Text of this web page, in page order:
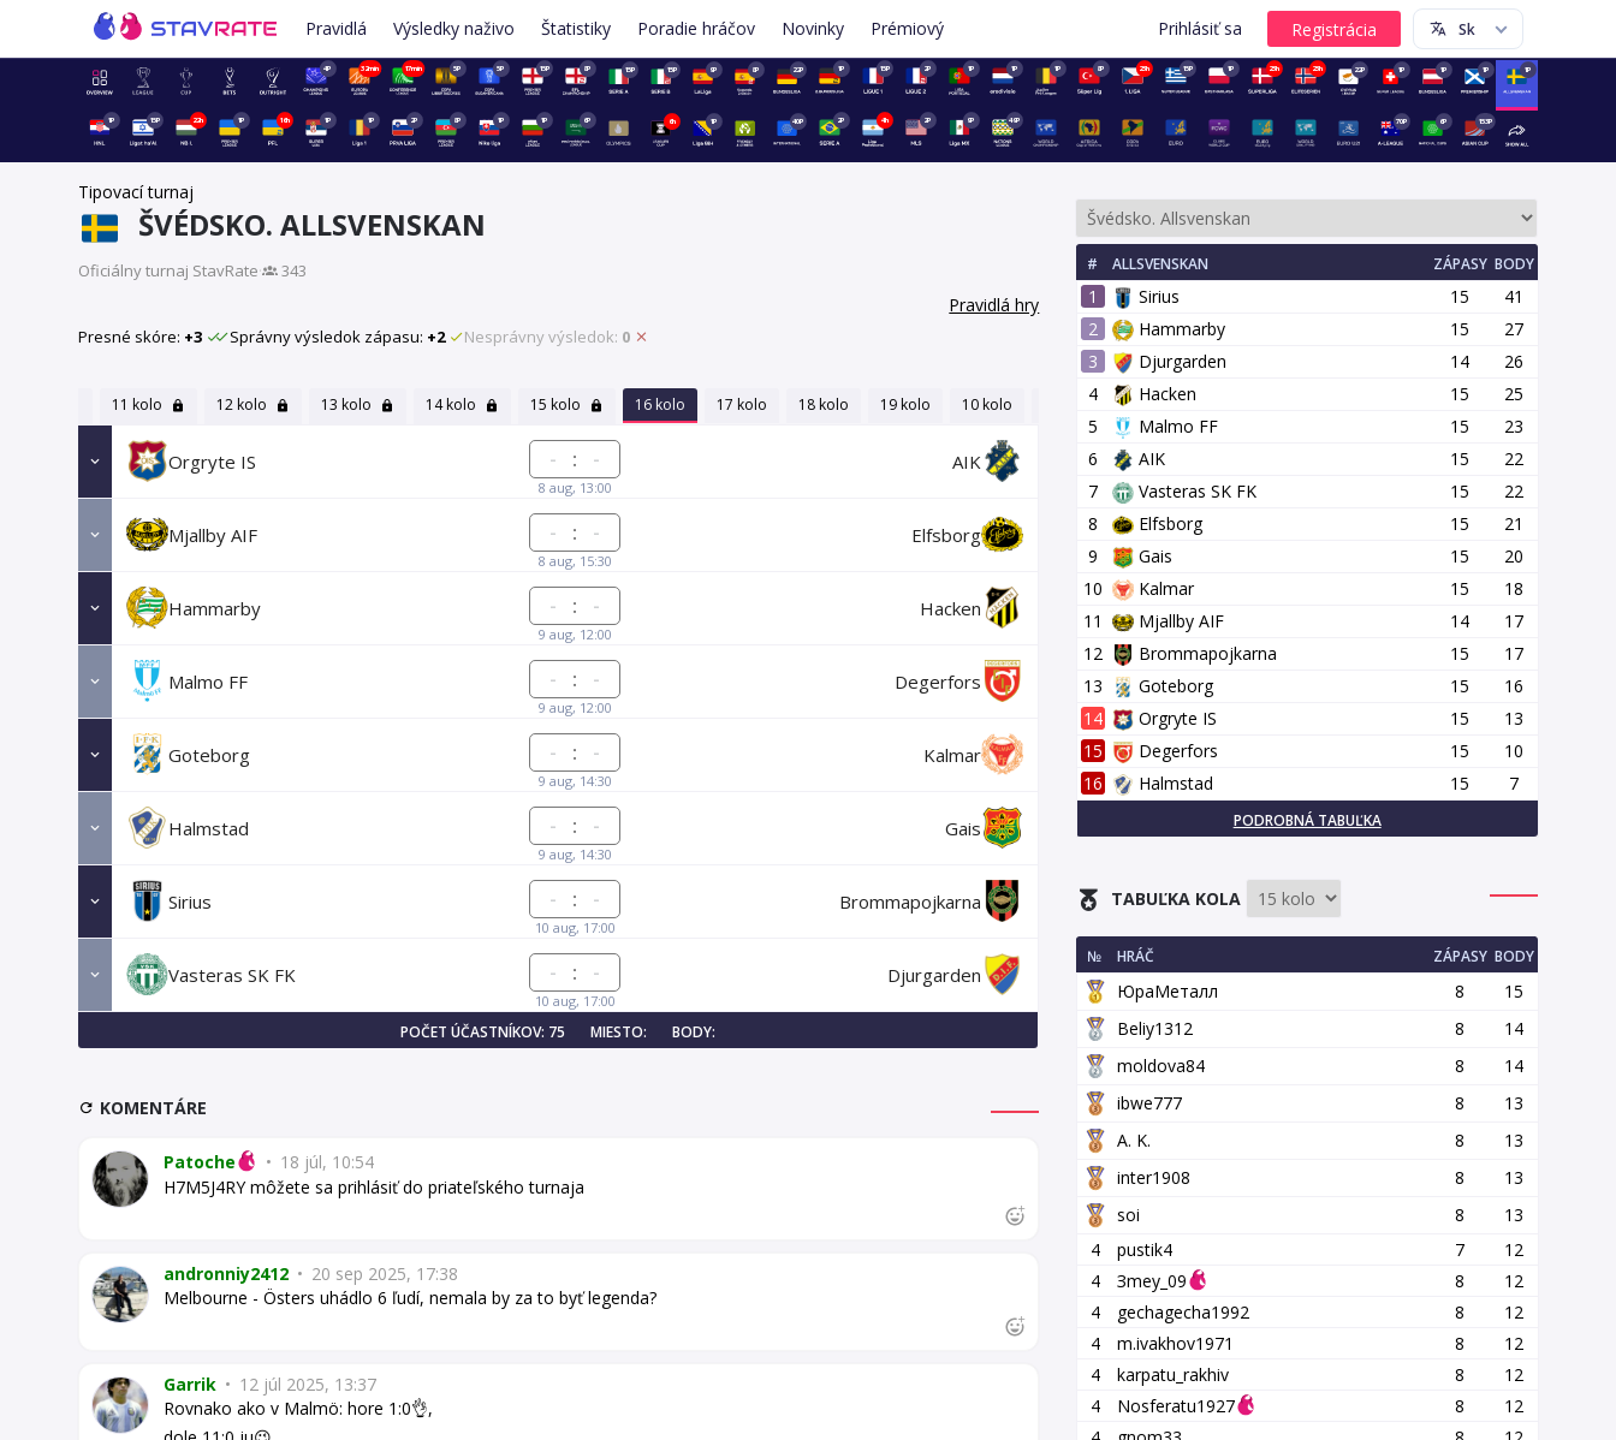
Pravidlá Výsledky naživo Štatistiky Poradie hráčov Novinky Prémiový Prihlásiť sa
4P 32min 17min 5P 5P 15P 8P 15P 15P 9P 8P 22P 1P 15P 2P 1P 1P 1P 8P 23h 15P 1P 23h 23h 22P 1P 1P 1P 1P
1P 15P 22h 1P 16h 1P 1P 2P 8P 1P 1P 6P 6h 1P 40P 2P 4h 2P 9P 49P 70P 6P 153P
Tipovací turnaj
ŠVÉDSKO. ALLSVENSKAN
Oficiálny turnaj StavRate· 343
Pravidlá hry
Presné skóre: +3 Správny výsledok zápasu: +2 Nesprávny výsledok: 0
11 kolo 12 kolo 13 kolo 14 kolo 15 kolo 16 kolo 17 kolo 18 kolo 19 kolo 10 kolo 20 kolo 21 kolo 25 kolo
Orgryte IS :
8 aug, 13:00
AIK
Mjallby AIF :
8 aug, 15:30
Elfsborg
Hammarby :
9 aug, 12:00
Hacken
Malmo FF :
9 aug, 12:00
Degerfors
Goteborg :
9 aug, 14:30
Kalmar
Halmstad :
9 aug, 14:30
Gais
Sirius :
10 aug, 17:00
Brommapojkarna
Vasteras SK FK :
10 aug, 17:00
Djurgarden
POČET ÚČASTNÍKOV: 75 MIESTO: BODY:
KOMENTÁRE
Patoche • 18 júl, 10:54
H7M5J4RY môžete sa prihlásiť do priateľského turnaja
andronniy2412 • 20 sep 2025, 17:38
Melbourne - Östers uhádlo 6 ľudí, nemala by za to byť legenda?
Garrik • 12 júl 2025, 13:37
Rovnako ako v Malmö: hore 1:0👌,
# ALLSVENSKAN ZÁPASY BODY
1 Sirius 15
41
2
Hammarby 15
27
3
Djurgarden 14
26
4
Hacken 15
25
5
Malmo FF 15
23
6
AIK 15
22
7
Vasteras SK FK 15
22
8
Elfsborg 15
21
9
Gais 15
20
10
Kalmar 15
18
11
Mjallby AIF 14
17
12
Brommapojkarna 15
17
13
Goteborg 15
16
14
Orgryte IS 15
13
15
Degerfors 15
10
16
Halmstad 15 7
PODROBNÁ TABUĽKA
TABUĽKA KOLA
№ HRÁČ ZÁPASY BODY
ЮраМеталл 8
15
Beliy1312
8
14
moldova84
8
14
ibwe777
8
13
A. K.
8
13
inter1908
8
13
soi
8
13
4
pustik4 7
12
4
Зmey_09 8
12
4
gechagecha1992 8
12
4
m.ivakhov1971 8
12
4
karpatu_rakhiv 8
12
4
Nosferatu1927 8
12